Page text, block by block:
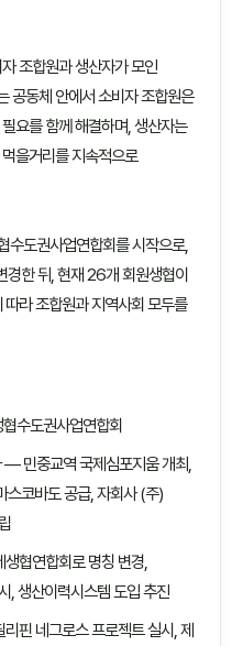
조합원과 생산자가 모인
공동체 안에서 소비자 조합원은
요를 함께 해결하며, 생산자는
을거리를 지속적으로
도권사업연합회를 시작으로,
한 뒤, 현재 26개 회원생협이
라 조합원과 지역사회 모두를
수도권사업연합회
— 민중교역 국제심포지움 개최,
스코바도 공급, 자회사 (주)
협연합회로 명칭 변경,
, 생산이력시스템 도입 추진
핀 네그로스 프로젝트 실시, 제